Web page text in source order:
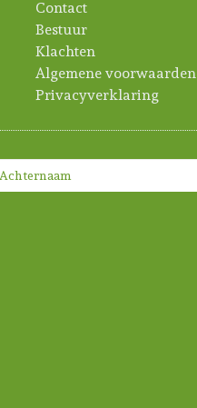
Contact
Bestuur
Klachten
Algemene voorwaarden
Privacyverklaring